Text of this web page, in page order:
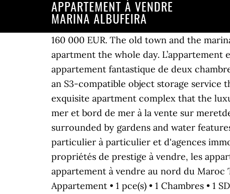
APPARTEMENT À VENDRE
MARINA ALBUFEIRA
160 000 EUR. The old town and the marina are only a short walk away and Faro Airport is 25 minutes away. The sun shine into the apartment the whole day. L’appartement est située dans une résidence privée avec sécurité 24h. Principales caractéristiques . Cet appartement fantastique de deux chambres est situé dans lun des endroits les plus sortes après de la vieille ville dAlbufeira. Spaces is an S3-compatible object storage service that lets you store and serve large amounts of data. This is the best, newest and most exquisite apartment complex that the luxurious area of Albufeira Marina offers. Mer et Demeures : annonces pour l'immobilier vue mer et bord de mer à la vente sur meretdemeures.com. Duplex apartment with two bedrooms located in private condominium surrounded by gardens and water features near the Marina of … Maisons et appartements à vendre - Albufeira, Portugal : annonces de particulier à particulier et d'agences immobilières. Trouvez tout l'immobilier en bord de mer à acheter ALBUFEIRA, ainsi que les propriétés de prestige à vendre, les appartements de standing vue mer à l'achat, des maisons et des villas de luxe ALBUFEIRA. Villa et appartement à vendre au nord du Maroc Tetouan Maroc . If you continue we'll assume that you are happy to receive our cookies. Appartement • 1 pce(s) • 1 Chambres • 1 SDB • 52 m² . 3 Helpful votes. Appartement 2 chambres à vendre - 141.000 € 2 2. Albufeira Marina Appartement Algarve This entry was posted in Uncategorized and tagged Albufeira Marina Appartement Algarve , Tavira Algarve Propriété de 4 chambres à vendre . Previous Next. Aujourd'hui 11:55. Appartement de luxe à vendre à Vilamoura Marina Algarve est un appartement de luxe situé au bord de l eau dans le port de plaisance de Vilamoura, en Algarve. Chambres ; 2 . Sur le plus Grand Portail Immo National nous avons des milliers d’ appartements et maisons à … : DPA-1410136. Albufeira Marina is divided into two distinct phases, the first phase is now complete. 4 256 maisons et appartements à vendre - Albufeira, Portugal, à partir de 13 000 euros de particuliers et agences immobilières. Beautiful, bright apartment overlooking to the marina. Appartement à vendre Albufeira, faro, 1 chambre et 1 Salle de bains, 305000 Euro. View our security centre to find out more. Este agradável apartamento é composto por uma cozinha totalmente equipada, uma ampla sala de estar e sala de jantar, e quarto. 2 . Magnifique appartement T2 + 1 avec vue panoramique et bonnes zones. It's just a 15 minutes walk from the beach and on the outskirts of the famous Albufeira Old Town with it's restaurants and night life. Recherche Appartements à vendre à Marina de Albufeira, Albufeira, Algarve, Portugal sur la carte Meravista des propriétés, MAKE US the BEST DEAL 1 bedroom apartment in Albufeira marina, 5/10 minutes from the main beaches of Albufeira, inserted in condominium with swimming pool and private parking in the garage. 3 Bed Apartment for sale. Location meublée Bruxelles 1. Book Marina de Albufeira Apartments, Albufeira on Tripadvisor: See 55 traveller reviews, 33 candid photos, and great deals